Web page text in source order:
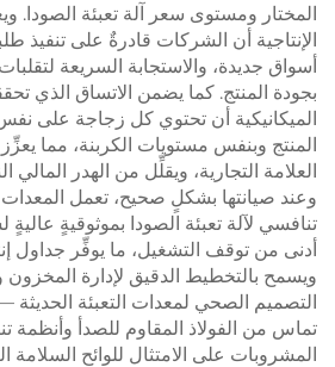
المختار ومستوى سعر آلة تعبئة الصودا.
الإنتاجية أن الشركات قادرةٌ على تنفيذ
أسواق جديدة، والاستجابة السريعة
بجودة المنتج. كما يضمن الاتساق الذي
الميكانيكية أن تحتوي كل زجاجة على
المنتج وبنفس مستويات الكربنة، مما
العلامة التجارية، ويقلِّل من الهدر المالي
وعند صيانتها بشكلٍ صحيح، تعمل المعدات
تنافسي لآلة تعبئة الصودا بموثوقيةٍ
أدنى من توقف التشغيل، ما يوفِّر جداول
ويسمح بالتخطيط الدقيق لإدارة المخزون
التصميم الصحي لمعدات التعبئة الحديثة
تماس من الفولاذ المقاوم للصدأ
المشروبات على الامتثال للوائح السلامة